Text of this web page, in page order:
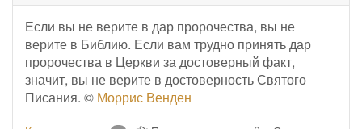
Если вы не верите в дар пророчества, вы не
верите в Библию. Если вам трудно принять дар
пророчества в Церкви за достоверный факт,
значит, вы не верите в достоверность Святого
Писания. © Моррис Венден